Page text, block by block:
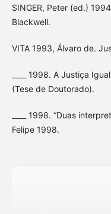
SINGER, Peter (ed.)
Blackwell.
VITA 1993, Álvaro de.
____ 1998. A Justiça
(Tese de Doutorado).
____ 1998. “Duas
Felipe 1998.